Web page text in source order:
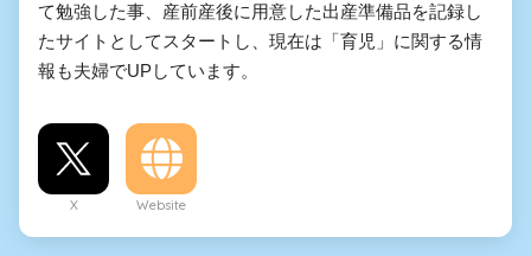
て勉強した事、産前産後に用意した出産準備品を記録し
たサイトとしてスタートし、現在は「育児」に関する情
報も夫婦でUPしています。
X Website